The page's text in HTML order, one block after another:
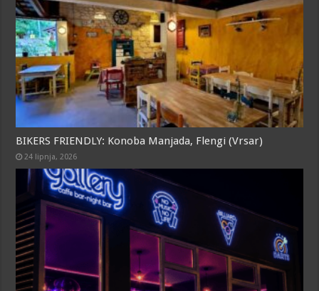
BIKERS FRIENDLY: Konoba Manjada, Flengi (Vrsar)
24 lipnja, 2026